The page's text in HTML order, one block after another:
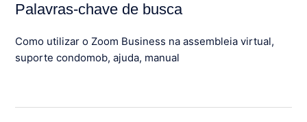
Palavras-chave de busca
Como utilizar o Zoom Business na assembleia virtual,
suporte condomob, ajuda, manual